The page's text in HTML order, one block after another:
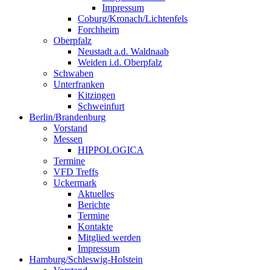
Impressum
Coburg/Kronach/Lichtenfels
Forchheim
Oberpfalz
Neustadt a.d. Waldnaab
Weiden i.d. Oberpfalz
Schwaben
Unterfranken
Kitzingen
Schweinfurt
Berlin/Brandenburg
Vorstand
Messen
HIPPOLOGICA
Termine
VFD Treffs
Uckermark
Aktuelles
Berichte
Termine
Kontakte
Mitglied werden
Impressum
Hamburg/Schleswig-Holstein